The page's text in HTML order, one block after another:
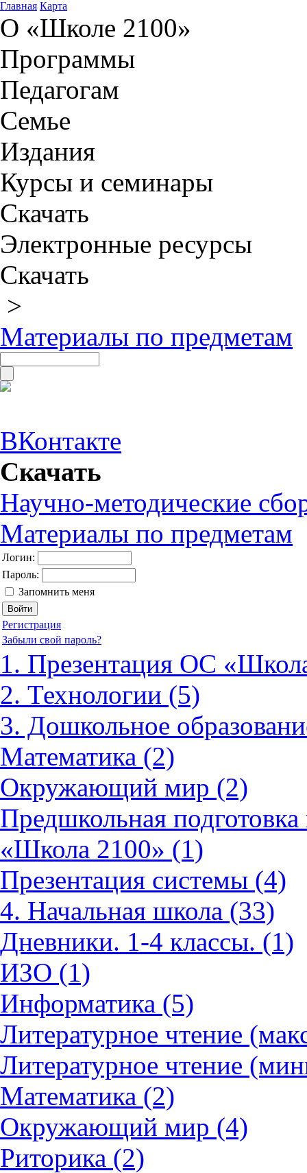
Главная Карта
О «Школе 2100»
Программы
Педагогам
Семье
Издания
Курсы и семинары
Скачать
Электронные ресурсы
Скачать
>
Материалы по предметам
ВКонтакте
Скачать
Научно-методические
Материалы по предметам
Логин:
Пароль:
Запомнить меня
Регистрация
Забыли свой пароль?
1. Презентация ОС
2. Технологии (5)
3. Дошкольное
Математика (2)
Окружающий мир (2)
Предшкольная
«Школа 2100» (1)
Презентация системы (4)
4. Начальная школа (33)
Дневники. 1-4 классы. (1)
ИЗО (1)
Информатика (5)
Литературное чтение
Литературное чтение
Математика (2)
Окружающий мир (4)
Риторика (2)